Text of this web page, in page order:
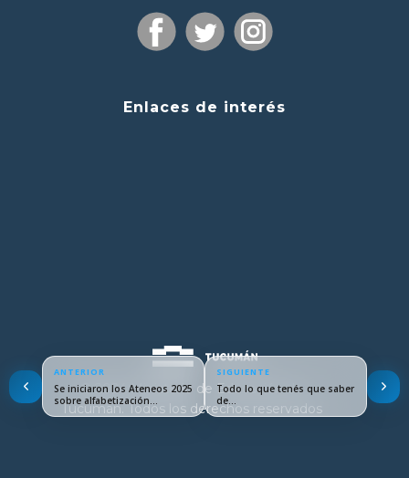
Enlaces de interés
© 2024 Ministerio de Educación de
Tucumán. Todos los derechos reservados
ANTERIOR
Se iniciaron los Ateneos 2025
sobre alfabetización…
SIGUIENTE
Todo lo que tenés que saber
de…